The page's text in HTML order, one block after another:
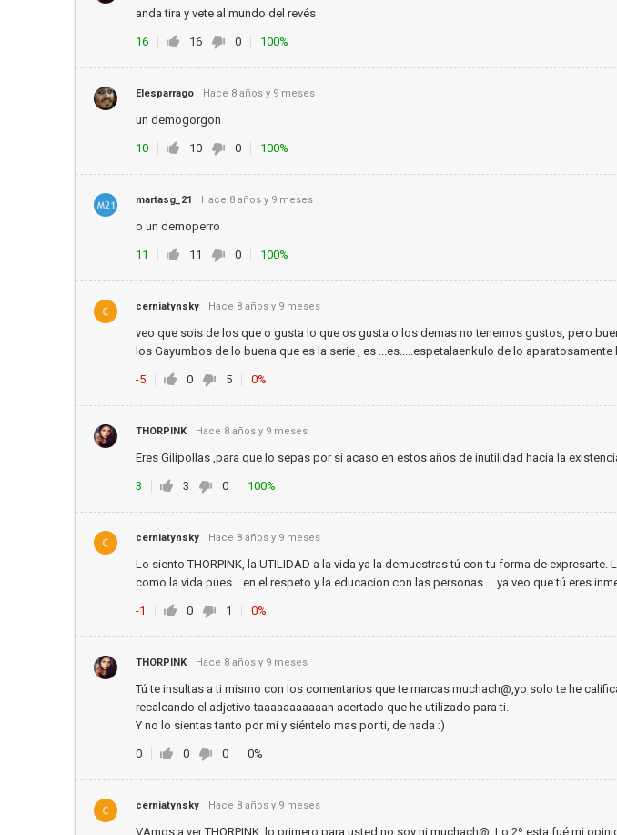
anda tira y vete al mundo del revés
16 16 0 100%
Elesparrago Hace 8 años y 9 meses
un demogorgon
10 10 0 100%
martasg_21 Hace 8 años y 9 meses
o un demoperro
11 11 0 100%
cerniatynsky Hace 8 años y 9 meses
veo que sois de los que o gusta lo que os gusta o los demas no tenemos gustos, pero
los Gayumbos de lo buena que es la serie , es ...es.....espetalaenkulo de lo
-5 0 5 0%
THORPINK Hace 8 años y 9 meses
Eres Gilipollas ,para que lo sepas por si acaso en estos años de inutilidad hacia la
3 3 0 100%
cerniatynsky Hace 8 años y 9 meses
Lo siento THORPINK, la UTILIDAD a la vida ya la demuestras tú con tu forma de
como la vida pues ...en el respeto y la educacion con las personas ....ya veo que tú eres
-1 0 1 0%
THORPINK Hace 8 años y 9 meses
Tú te insultas a ti mismo con los comentarios que te marcas muchach@,yo solo te he
recalcando el adjetivo taaaaaaaaaaan acertado que he utilizado para ti.
Y no lo sientas tanto por mi y siéntelo mas por ti, de nada :)
0 0 0 0%
cerniatynsky Hace 8 años y 9 meses
VAmos a ver THORPINK, lo primero para usted no soy ni muchach@, Lo 2º esta fué mi